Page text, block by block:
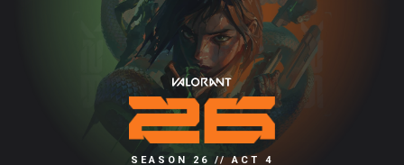
SEASON 26 // ACT 4